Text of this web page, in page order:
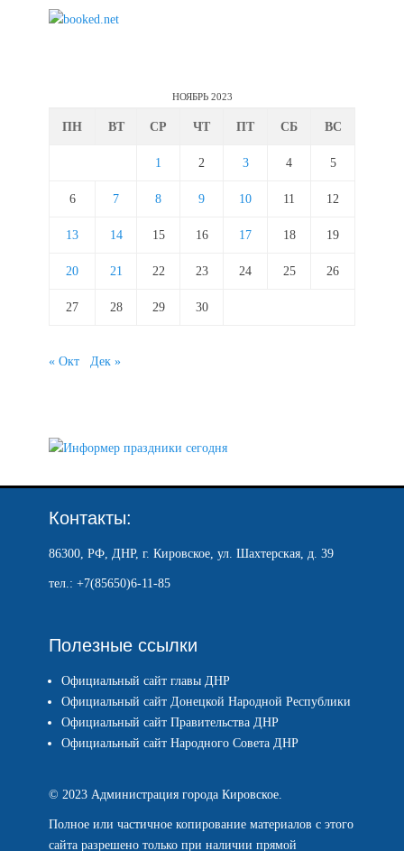
НОЯБРЬ 2023
ПН ВТ СР ЧТ ПТ СБ ВС
1 2 3 4 5
6 7 8 9 10 11 12
13 14 15 16 17 18 19
20 21 22 23 24 25 26
27 28 29 30
« Окт Дек »
Контакты:
86300, РФ, ДНР, г. Кировское, ул. Шахтерская, д. 39
тел.: +7(85650)6-11-85
Полезные ссылки
Официальный сайт главы ДНР
Официальный сайт Донецкой Народной Республики
Официальный сайт Правительства ДНР
Официальный сайт Народного Совета ДНР
© 2023 Администрация города Кировское.
Полное или частичное копирование материалов с этого
сайта разрешено только при наличии прямой